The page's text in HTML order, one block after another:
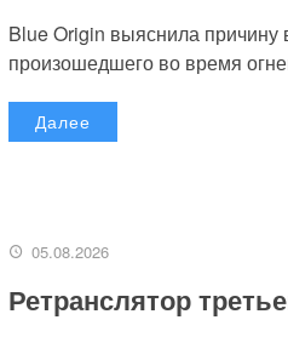
Blue Origin выяснила причину
произошедшего во время
Далее
05.08.2026
Ретранслятор